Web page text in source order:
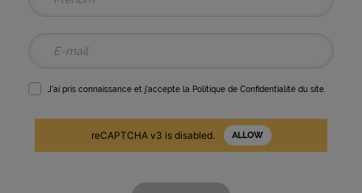
J'ai pris connaissance et j'accepte la Politique de Confidentialité du site.
reCAPTCHA v3 is disabled. ALLOW